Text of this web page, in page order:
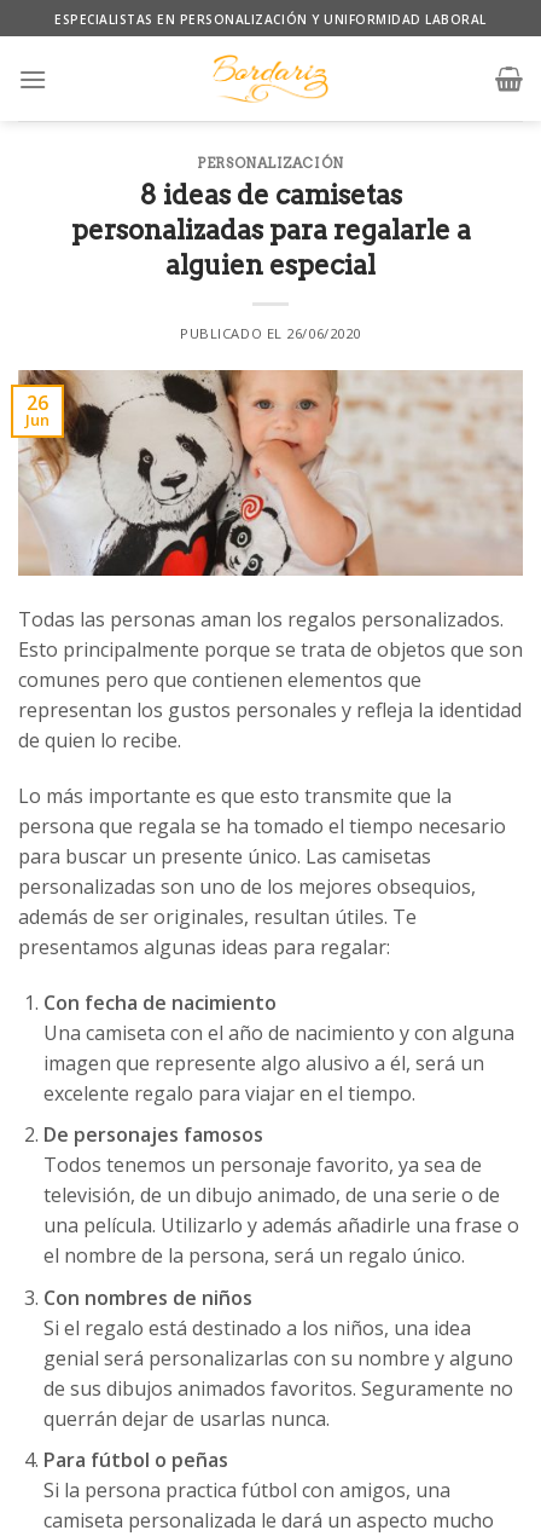
to
content
ESPECIALISTAS EN PERSONALIZACIÓN Y UNIFORMIDAD LABORAL
PERSONALIZACIÓN
8 ideas de camisetas
personalizadas para regalarle a
alguien especial
PUBLICADO EL 26/06/2020
26
Jun
Todas las personas aman los regalos personalizados.
Esto principalmente porque se trata de objetos que son
comunes pero que contienen elementos que
representan los gustos personales y refleja la identidad
de quien lo recibe.
Lo más importante es que esto transmite que la
persona que regala se ha tomado el tiempo necesario
para buscar un presente único. Las camisetas
personalizadas son uno de los mejores obsequios,
además de ser originales, resultan útiles. Te
presentamos algunas ideas para regalar:
Con fecha de nacimiento
Una camiseta con el año de nacimiento y con alguna
imagen que represente algo alusivo a él, será un
excelente regalo para viajar en el tiempo.
De personajes famosos
Todos tenemos un personaje favorito, ya sea de
televisión, de un dibujo animado, de una serie o de
una película. Utilizarlo y además añadirle una frase o
el nombre de la persona, será un regalo único.
Con nombres de niños
Si el regalo está destinado a los niños, una idea
genial será personalizarlas con su nombre y alguno
de sus dibujos animados favoritos. Seguramente no
querrán dejar de usarlas nunca.
Para fútbol o peñas
Si la persona practica fútbol con amigos, una
camiseta personalizada le dará un aspecto mucho